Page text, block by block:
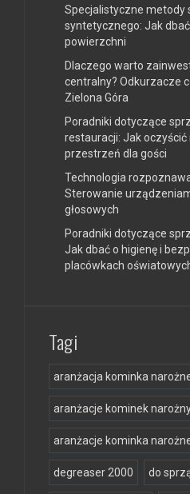
Specjalistyczne metody
syntetycznego: Jak
powierzchni
Dlaczego warto
centralny? Odkurzacze
Zielona Góra
Poradniki dotyczące
restauracji: Jak
przestrzeń dla gości
Technologia
Sterowanie
głosowych
Poradniki dotyczące
Jak dbać o higienę i
placówkach
Tagi
aranżacja kominka
aranżacje kominek
aranżacje kominka
degreaser 2000 do